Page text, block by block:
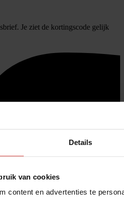
Details
van cookies
content en advertenties te
Je ziet de kortingscode gelijk